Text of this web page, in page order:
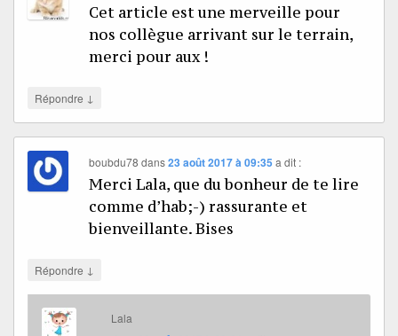
Cet article est une merveille pour
nos collègue arrivant sur le terrain,
merci pour aux !
Répondre ↓
boubdu78 dans23 août 2017 à 09:35 a dit :
Merci Lala, que du bonheur de te lire
comme d’hab;-) rassurante et
bienveillante. Bises
Répondre ↓
Lala